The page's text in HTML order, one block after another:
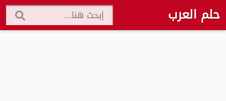
حلم العرب